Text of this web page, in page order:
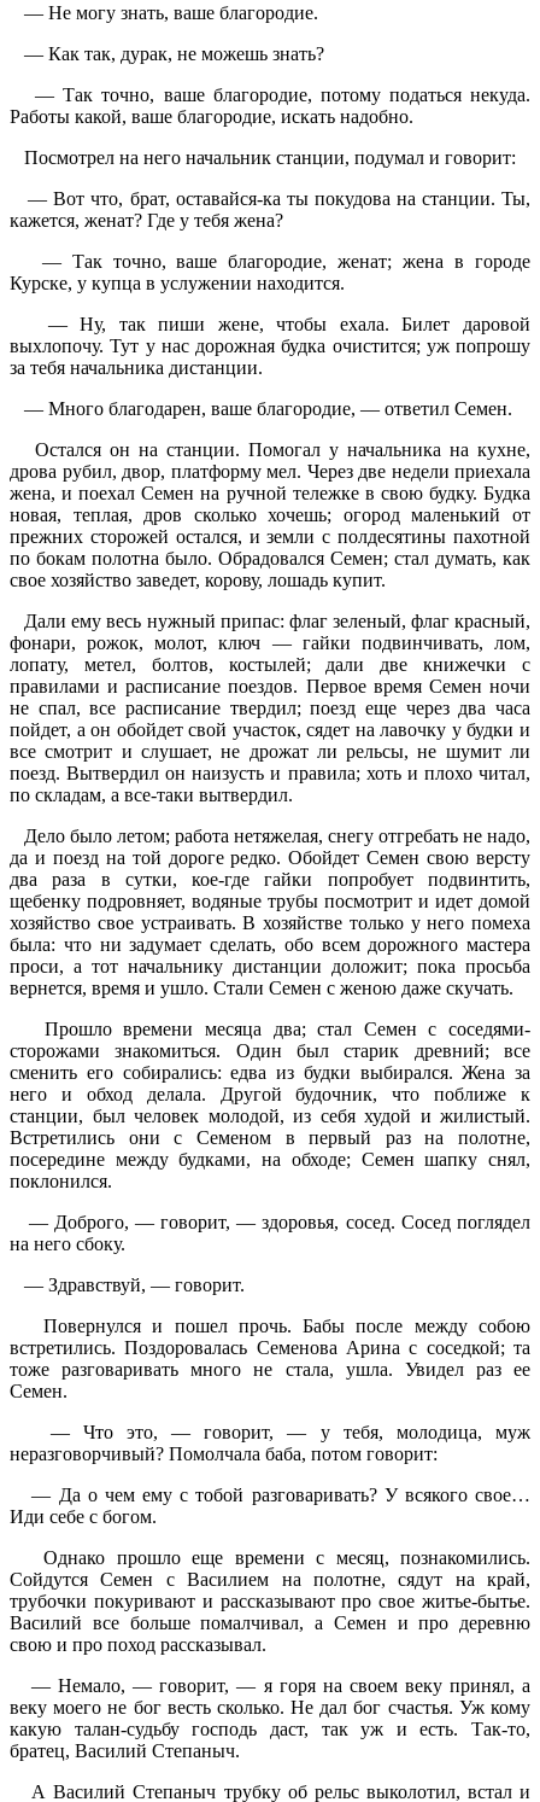
— Не могу знать, ваше благородие.
— Как так, дурак, не можешь знать?
— Так точно, ваше благородие, потому податься некуда.
Работы какой, ваше благородие, искать надобно.
Посмотрел на него начальник станции, подумал и говорит:
— Вот что, брат, оставайся-ка ты покудова на станции. Ты,
кажется, женат? Где у тебя жена?
— Так точно, ваше благородие, женат; жена в городе
Курске, у купца в услужении находится.
— Ну, так пиши жене, чтобы ехала. Билет даровой
выхлопочу. Тут у нас дорожная будка очистится; уж попрошу
за тебя начальника дистанции.
— Много благодарен, ваше благородие, — ответил Семен.
Остался он на станции. Помогал у начальника на кухне,
дрова рубил, двор, платформу мел. Через две недели приехала
жена, и поехал Семен на ручной тележке в свою будку. Будка
новая, теплая, дров сколько хочешь; огород маленький от
прежних сторожей остался, и земли с полдесятины пахотной
по бокам полотна было. Обрадовался Семен; стал думать, как
свое хозяйство заведет, корову, лошадь купит.
Дали ему весь нужный припас: флаг зеленый, флаг красный,
фонари, рожок, молот, ключ — гайки подвинчивать, лом,
лопату, метел, болтов, костылей; дали две книжечки с
правилами и расписание поездов. Первое время Семен ночи
не спал, все расписание твердил; поезд еще через два часа
пойдет, а он обойдет свой участок, сядет на лавочку у будки и
все смотрит и слушает, не дрожат ли рельсы, не шумит ли
поезд. Вытвердил он наизусть и правила; хоть и плохо читал,
по складам, а все-таки вытвердил.
Дело было летом; работа нетяжелая, снегу отгребать не надо,
да и поезд на той дороге редко. Обойдет Семен свою версту
два раза в сутки, кое-где гайки попробует подвинтить,
щебенку подровняет, водяные трубы посмотрит и идет домой
хозяйство свое устраивать. В хозяйстве только у него помеха
была: что ни задумает сделать, обо всем дорожного мастера
проси, а тот начальнику дистанции доложит; пока просьба
вернется, время и ушло. Стали Семен с женою даже скучать.
Прошло времени месяца два; стал Семен с соседями-
сторожами знакомиться. Один был старик древний; все
сменить его собирались: едва из будки выбирался. Жена за
него и обход делала. Другой будочник, что поближе к
станции, был человек молодой, из себя худой и жилистый.
Встретились они с Семеном в первый раз на полотне,
посередине между будками, на обходе; Семен шапку снял,
поклонился.
— Доброго, — говорит, — здоровья, сосед. Сосед поглядел
на него сбоку.
— Здравствуй, — говорит.
Повернулся и пошел прочь. Бабы после между собою
встретились. Поздоровалась Семенова Арина с соседкой; та
тоже разговаривать много не стала, ушла. Увидел раз ее
Семен.
— Что это, — говорит, — у тебя, молодица, муж
неразговорчивый? Помолчала баба, потом говорит:
— Да о чем ему с тобой разговаривать? У всякого свое…
Иди себе с богом.
Однако прошло еще времени с месяц, познакомились.
Сойдутся Семен с Василием на полотне, сядут на край,
трубочки покуривают и рассказывают про свое житье-бытье.
Василий все больше помалчивал, а Семен и про деревню
свою и про поход рассказывал.
— Немало, — говорит, — я горя на своем веку принял, а
веку моего не бог весть сколько. Не дал бог счастья. Уж кому
какую талан-судьбу господь даст, так уж и есть. Так-то,
братец, Василий Степаныч.
А Василий Степаныч трубку об рельс выколотил, встал и